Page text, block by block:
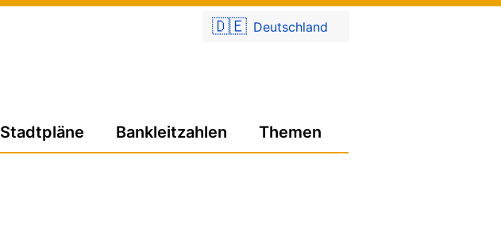
🇩🇪 Deutschland
Stadtpläne Bankleitzahlen Themen